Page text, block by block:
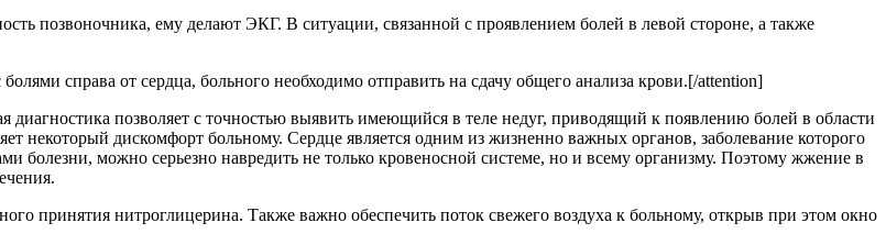
позвоночника, ему делают ЭКГ. В ситуации, связанной с проявлением болей в левой стороне, а также
справа от сердца, больного необходимо отправить на сдачу общего анализа крови.[/attention]
позволяет с точностью выявить имеющийся в теле недуг, приводящий к появлению болей в области
некоторый дискомфорт больному. Сердце является одним из жизненно важных органов, заболевание которого
болезни, можно серьезно навредить не только кровеносной системе, но и всему организму. Поэтому жжение в
принятия нитроглицерина. Также важно обеспечить поток свежего воздуха к больному, открыв при этом окно